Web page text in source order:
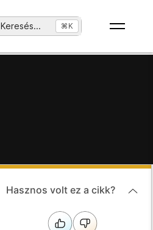
Keresés... ⌘K
Hasznos volt ez a cikk?